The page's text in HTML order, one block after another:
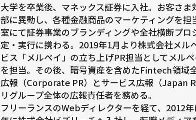
大学を卒業後、マネックス証券に入社。お客さ
部に異動し、各種金融商品のマーケティングを
室にて証券事業のブランディングや全社横断プ
定・実行に携わる。2019年1月より株式会社メル
ビス「メルペイ」の立ち上げPR担当としてメル
を担当。その後、暗号資産を含めたFintech領域
広報（Corporate PR）とサービス広報（Japan
リグループ全体の広報責任者を務める。
フリーランスのWebディレクターを経て、2012